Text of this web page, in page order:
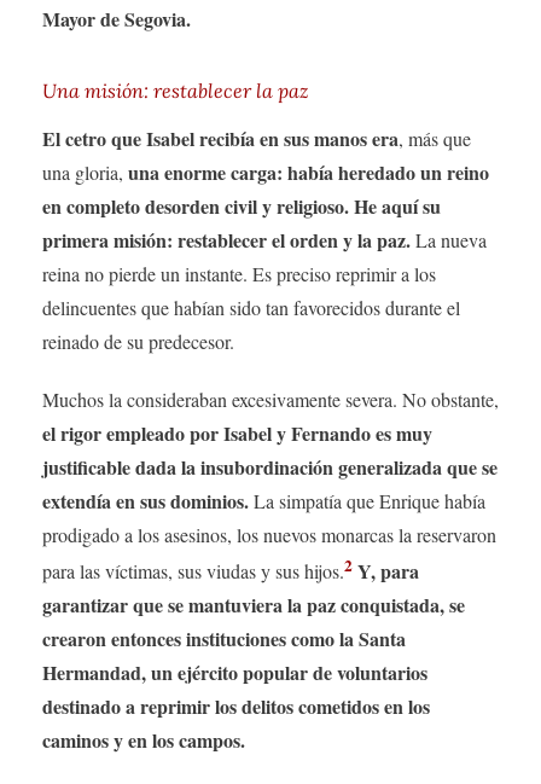
Mayor de Segovia.
Una misión: restablecer la paz
El cetro que Isabel recibía en sus manos era, más que
una gloria, una enorme carga: había heredado un reino
en completo desorden civil y religioso. He aquí su
primera misión: restablecer el orden y la paz.La nueva
reina no pierde un instante. Es preciso reprimir a los
delincuentes que habían sido tan favorecidos durante el
reinado de su predecesor.
Muchos la consideraban excesivamente severa. No obstante,
el rigor empleado por Isabel y Fernando es muy
justificable dada la insubordinación generalizada que se
extendía en sus dominios.La simpatía que Enrique había
prodigado a los asesinos, los nuevos monarcas la reservaron
para las víctimas, sus viudas y sus hijos.2 Y, para
garantizar que se mantuviera la paz conquistada, se
crearon entonces instituciones como la Santa
Hermandad, un ejército popular de voluntarios
destinado a reprimir los delitos cometidos en los
caminos y en los campos.